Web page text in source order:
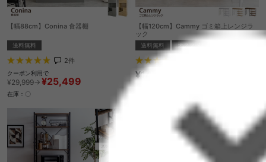
【幅88cm】Conina 食器棚
送料無料
2件
クーポン利用で
¥29,999→ ¥25,499
在庫：〇
【幅120cm】Cammy ゴミ箱上レンジラ
ック
送料無料 オススメ
¥14,999